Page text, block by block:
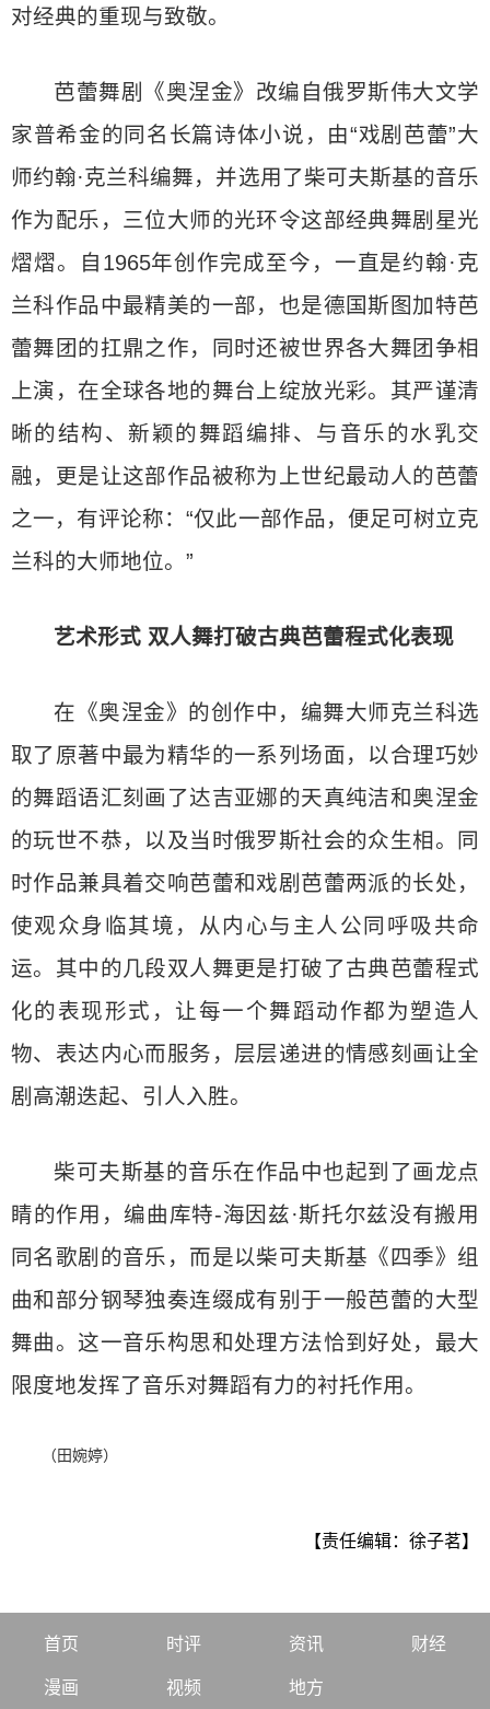
对经典的重现与致敬。
芭蕾舞剧《奥涅金》改编自俄罗斯伟大文学
家普希金的同名长篇诗体小说，由“戏剧芭蕾”大
师约翰·克兰科编舞，并选用了柴可夫斯基的音乐
作为配乐，三位大师的光环令这部经典舞剧星光
熠熠。自1965年创作完成至今，一直是约翰·克
兰科作品中最精美的一部，也是德国斯图加特芭
蕾舞团的扛鼎之作，同时还被世界各大舞团争相
上演，在全球各地的舞台上绽放光彩。其严谨清
晰的结构、新颖的舞蹈编排、与音乐的水乳交
融，更是让这部作品被称为上世纪最动人的芭蕾
之一，有评论称：“仅此一部作品，便足可树立克
兰科的大师地位。”
艺术形式 双人舞打破古典芭蕾程式化表现
在《奥涅金》的创作中，编舞大师克兰科选
取了原著中最为精华的一系列场面，以合理巧妙
的舞蹈语汇刻画了达吉亚娜的天真纯洁和奥涅金
的玩世不恭，以及当时俄罗斯社会的众生相。同
时作品兼具着交响芭蕾和戏剧芭蕾两派的长处，
使观众身临其境，从内心与主人公同呼吸共命
运。其中的几段双人舞更是打破了古典芭蕾程式
化的表现形式，让每一个舞蹈动作都为塑造人
物、表达内心而服务，层层递进的情感刻画让全
剧高潮迭起、引人入胜。
柴可夫斯基的音乐在作品中也起到了画龙点
睛的作用，编曲库特-海因兹·斯托尔兹没有搬用
同名歌剧的音乐，而是以柴可夫斯基《四季》组
曲和部分钢琴独奏连缀成有别于一般芭蕾的大型
舞曲。这一音乐构思和处理方法恰到好处，最大
限度地发挥了音乐对舞蹈有力的衬托作用。
（田婉婷）
【责任编辑：徐子茗】
首页 时评 资讯 财经
漫画 视频 地方